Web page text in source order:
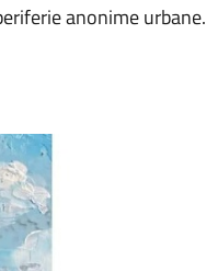
anonime urbane.